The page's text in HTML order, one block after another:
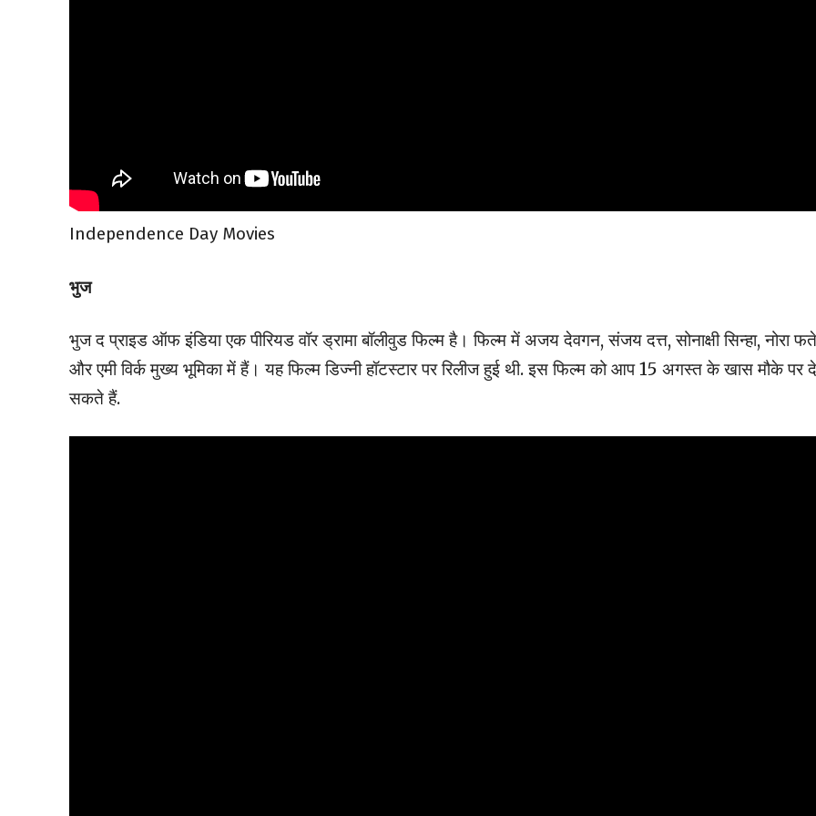
Independence Day Movies
भुज
भुज द प्राइड ऑफ इंडिया एक पीरियड वॉर ड्रामा बॉलीवुड फिल्म है। फिल्म में अजय देवगन, संजय दत्त, सोनाक्षी सिन्हा, नोरा
और एमी विर्क मुख्य भूमिका में हैं। यह फिल्म डिज्नी हॉटस्टार पर रिलीज हुई थी. इस फिल्म को आप 15 अगस्त के खास मौके पर
सकते हैं.